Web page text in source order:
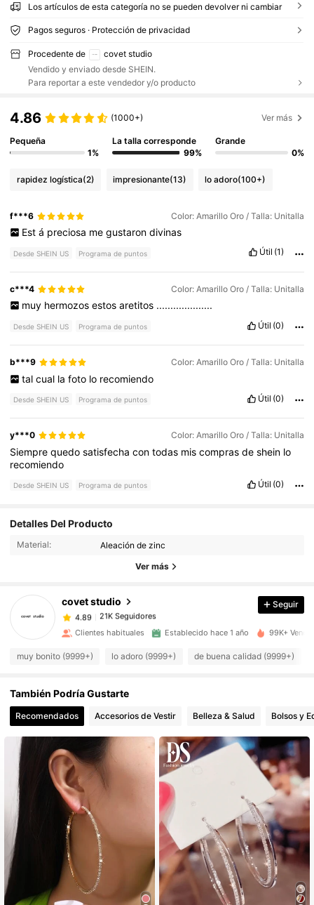
Los artículos de esta categoría no se pueden devolver ni cambiar
Pagos seguros · Protección de privacidad
Procedente de
covet studio
Vendido y enviado desde SHEIN.
Para reportar a este vendedor y/o producto
4.86 (1000+) Ver más
Pequeña
1%
La talla corresponde
99%
Grande
0%
rapidez logística(2) impresionante(13) lo adoro(100+)
f***6 Color: Amarillo Oro / Talla: Unitalla
Est á preciosa me gustaron divinas
Desde SHEIN US Programa de puntos Útil (1)
c***4 Color: Amarillo Oro / Talla: Unitalla
muy hermozos estos aretitos ....................
Desde SHEIN US Programa de puntos Útil (0)
b***9 Color: Amarillo Oro / Talla: Unitalla
tal cual la foto lo recomiendo
Desde SHEIN US Programa de puntos Útil (0)
y***0 Color: Amarillo Oro / Talla: Unitalla
Siemprequedosatisfechacontodas miscomprasdeshein lo
recomiendo
Desde SHEIN US Programa de puntos Útil (0)
Detalles Del Producto
Material: Aleación de zinc
Ver más
covet studio
4.89 21K Seguidores
21K Seguidores
4.89
21K Seguidores
t***a pagóHace 9 horas
4.89 21K Seguidores
4.89 21K Seguidores
4.89 21K Seguidores
4.89 21K Seguidores
4.89
21K Seguidores
Seguir
Clientes habituales Establecido hace 1 año 99K+
muy bonito (9999+) lo adoro (9999+) de buena calidad (9999+)
También Podría Gustarte
Recomendados Accesorios de Vestir Belleza & Salud Bolsos y